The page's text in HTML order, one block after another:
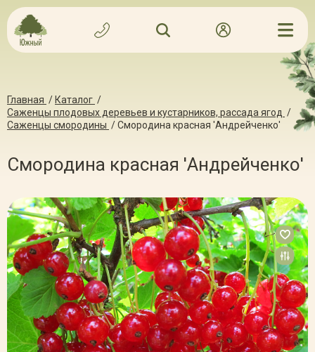
Главная / Каталог /
Саженцы плодовых деревьев и кустарников, рассада ягод /
Саженцы смородины /Смородина красная 'Андрейченко'
Смородина красная 'Андрейченко'